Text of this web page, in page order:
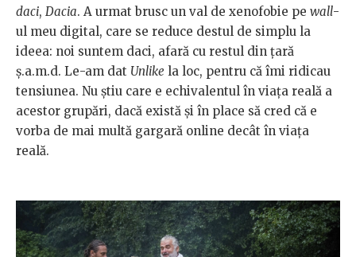
daci, Dacia. A urmat brusc un val de xenofobie pe wall-
ul meu digital, care se reduce destul de simplu la
ideea: noi suntem daci, afară cu restul din ţară
ş.a.m.d. Le-am dat Unlike la loc, pentru că îmi ridicau
tensiunea. Nu ştiu care e echivalentul în viaţa reală a
acestor grupări, dacă există şi în place să cred că e
vorba de mai multă gargară online decât în viaţa
reală.